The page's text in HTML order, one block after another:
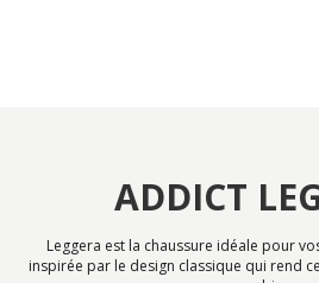
ADDICT
Leggera est la chaussure idéale pour
inspirée par le design classique qui rend